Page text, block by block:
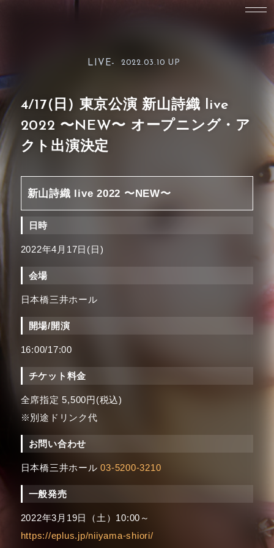
LIVE- 2022.03.10 UP
4/17(日) 東京公演 新山詩織 live
2022 〜NEW〜 オープニング・ア
クト出演決定
新山詩織 live 2022 〜NEW〜
日時
2022年4月17日(日)
会場
日本橋三井ホール
開場/開演
16:00/17:00
チケット料金
全席指定 5,500円(税込)
※別途ドリンク代
お問い合わせ
日本橋三井ホール03-5200-3210
一般発売
2022年3月19日（土）10:00～
https://eplus.jp/niiyama-shiori/